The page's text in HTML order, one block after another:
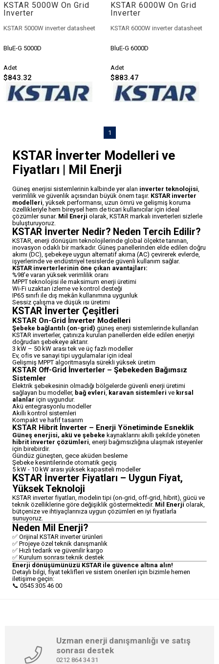
KSTAR 5000W On Grid
Inverter
KSTAR 5000W inverter datasheet
BluE-G 5000D
Adet
$843.32
KSTAR 6000W On Grid
Inverter
KSTAR 6000W inverter datasheet
BluE-G 6000D
Adet
$883.47
1
KSTAR İnverter Modelleri ve
Fiyatları | Mil Enerji
Güneş enerjisi sistemlerinin kalbinde yer alan inverter teknolojisi
verimlilik ve güvenlik açısından büyük önem taşır. KSTAR inverter
modelleri , yüksek performansı, uzun ömrü ve gelişmiş koruma
özellikleriyle hem bireysel hem de ticari kullanıcılar için ideal
çözümler sunar. Mil Enerji olarak, KSTAR markalı inverterleri sizlerle
buluşturuyoruz.
KSTAR İnverter Nedir? Neden Tercih Edilir?
KSTAR, enerji dönüşüm teknolojilerinde global ölçekte tanınan,
inovasyon odaklı bir markadır. Güneş panellerinden elde edilen doğru
akımı (DC), şebekeye uygun alternatif akıma (AC) çevirerek evlerde,
işyerlerinde ve endüstriyel tesislerde güvenli kullanım sağlar.
KSTAR inverterlerinin öne çıkan avantajları:
%98'e varan yüksek verimlilik oranı
MPPT teknolojisi ile maksimum enerji üretimi
Wi-Fi uzaktan izleme ve kontrol desteği
IP65 sınıfı ile dış mekân kullanımına uygunluk
Sessiz çalışma ve düşük ısı üretimi
KSTAR İnverter Çeşitleri
KSTAR On-Grid İnverter Modelleri
Şebeke bağlantılı (on-grid) güneş enerji sistemlerinde kullanılan
KSTAR inverterler, çatınıza kurulan panellerden elde edilen enerjiyi
doğrudan şebekeye aktarır.
3 kW – 50 kW arası tek ve üç fazlı modeller
Ev, ofis ve sanayi tipi uygulamalar için ideal
Gelişmiş MPPT algoritmasıyla sürekli yüksek üretim
KSTAR Off-Grid İnverterler – Şebekeden Bağımsız
Sistemler
Elektrik şebekesinin olmadığı bölgelerde güvenli enerji üretimi
sağlayan bu modeller, bağ evleri karavan sistemleri ve kırsal
alanlar için uygundur.
Akü entegrasyonlu modeller
Akıllı kontrol sistemleri
Kompakt ve hafif tasarım
KSTAR Hibrit İnverter – Enerji Yönetiminde Esneklik
Güneş enerjisi, akü ve şebeke kaynaklarını akıllı şekilde yöneten
hibrit inverter çözümleri , enerji bağımsızlığına ulaşmak isteyenler
için birebirdir.
Gündüz güneşten, gece aküden besleme
Şebeke kesintilerinde otomatik geçiş
5 kW - 10 kW arası yüksek kapasiteli modeller
KSTAR İnverter Fiyatları – Uygun Fiyat,
Yüksek Teknoloji
KSTAR inverter fiyatları, modelin tipi (on-grid, off-grid, hibrit), gücü ve
teknik özelliklerine göre değişiklik göstermektedir. Mil Enerji olarak,
bütçenize ve ihtiyaçlarınıza uygun çözümleri en iyi fiyatlarla
sunuyoruz.
Neden Mil Enerji?
✅ Orijinal KSTAR inverter ürünleri
✅ Projeye özel teknik danışmanlık
✅ Hızlı tedarik ve güvenilir kargo
✅ Kurulum sonrası teknik destek
Enerji dönüşümünüzü KSTAR ile güvence altına alın!
Detaylı bilgi, fiyat teklifleri ve sistem önerileri için bizimle hemen
iletişime geçin:
📞 0545 305 46 00
Uzman enerji danışmanlığı ve satış
sonrası destek
0212 864 34 31